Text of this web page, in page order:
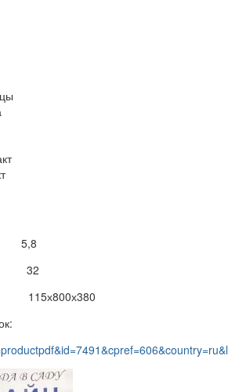
32
115х800х380